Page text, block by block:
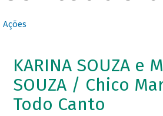
Ações
KARINA SOUZA e
SOUZA / Chico
Todo Canto